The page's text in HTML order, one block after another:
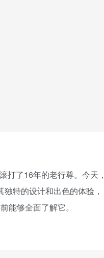
打了16年的老行尊。今天，
特的设计和出色的体验，
能够全面了解它。